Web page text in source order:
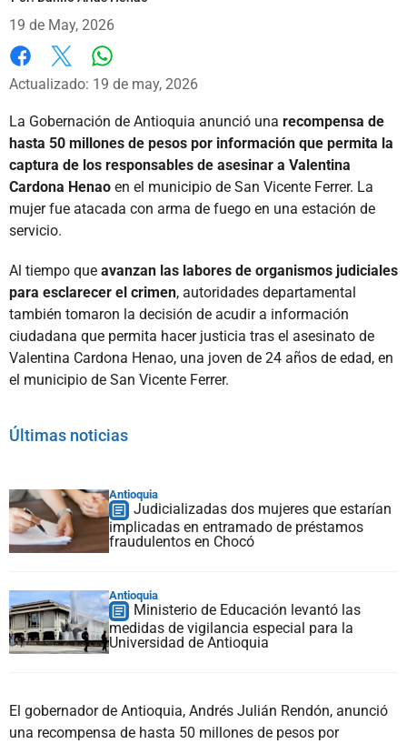
19 de May, 2026
Facebook
X
Actualizado: 19 de may, 2026
La Gobernación de Antioquia anunció una recompensa de
hasta 50 millones de pesos por información que permita la
captura de los responsables de asesinar a Valentina
Cardona Henao en el municipio de San Vicente Ferrer. La
mujer fue atacada con arma de fuego en una estación de
servicio.
Al tiempo que avanzan las labores de organismos judiciales
para esclarecer el crimen, autoridades departamental
también tomaron la decisión de acudir a información
ciudadana que permita hacer justicia tras el asesinato de
Valentina Cardona Henao, una joven de 24 años de edad, en
el municipio de San Vicente Ferrer.
Últimas noticias
Antioquia
Judicializadas dos mujeres que estarían
implicadas en entramado de préstamos
fraudulentos en Chocó
Antioquia
Ministerio de Educación levantó las
medidas de vigilancia especial para la
Universidad de Antioquia
El gobernador de Antioquia, Andrés Julián Rendón, anunció
una recompensa de hasta 50 millones de pesos por